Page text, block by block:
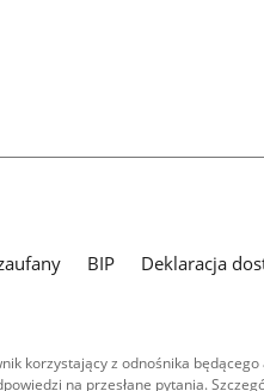
BIP
Deklaracja
korzystający z odnośnika
na przesłane pytania.